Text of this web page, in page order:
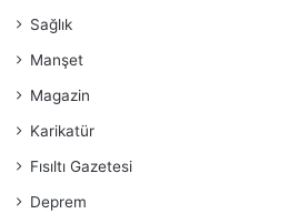
Sağlık
Manşet
Magazin
Karikatür
Fısıltı Gazetesi
Deprem